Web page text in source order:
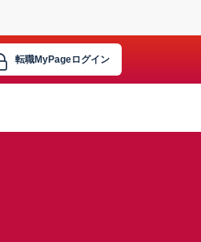
転職MyPageログイン